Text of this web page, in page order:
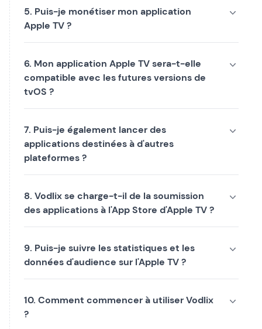
5. Puis-je monétiser mon application
Apple TV ?
6. Mon application Apple TV sera-t-elle
compatible avec les futures versions de
tvOS ?
7. Puis-je également lancer des
applications destinées à d'autres
plateformes ?
8. Vodlix se charge-t-il de la soumission
des applications à l'App Store d'Apple TV ?
9. Puis-je suivre les statistiques et les
données d'audience sur l'Apple TV ?
10. Comment commencer à utiliser Vodlix
?